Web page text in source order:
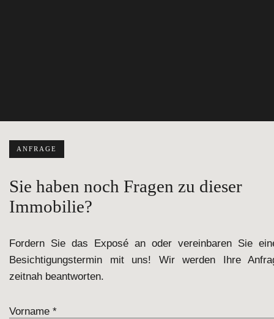
ANFRAGE
Sie haben noch Fragen zu dieser
Immobilie?
Fordern Sie das Exposé an oder vereinbaren Sie
Besichtigungstermin mit uns! Wir werden Ihre
zeitnah beantworten.